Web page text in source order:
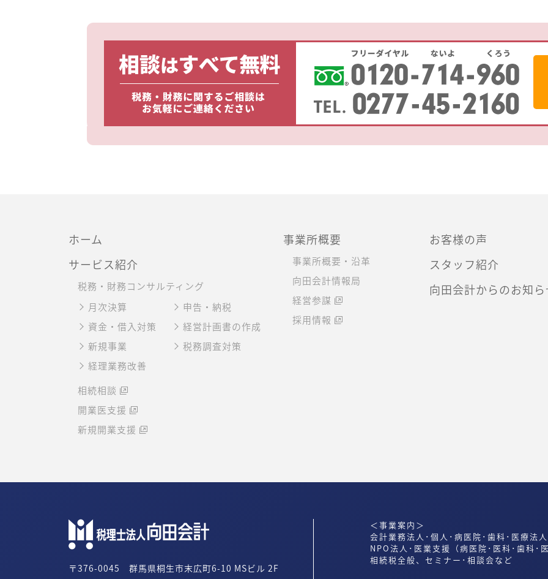
ホーム
サービス紹介
税務・財務コンサルティング
月次決算
申告・納税
資金・借入対策
経営計画書の作成
新規事業
税務調査対策
経理業務改善
相続相談
開業医支援
新規開業支援
事業所概要
事業所概要・沿革
向田会計情報局
経営参謀
採用情報
お客様の声
スタッフ紹介
向田会計からのお知
〒376-0045 群馬県桐生市末広町6-10 MSビル 2F
＜事業案内＞
会計業務法人･個人･病医院･歯科･医療法
NPO法人･医業支援（病医院･医科･歯科･
相続税全般、セミナー･相談会など